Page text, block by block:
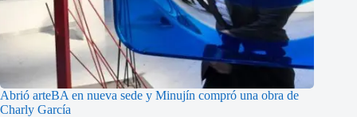
Abrió arteBA en nueva sede y Minujín compró una obra de
Charly García